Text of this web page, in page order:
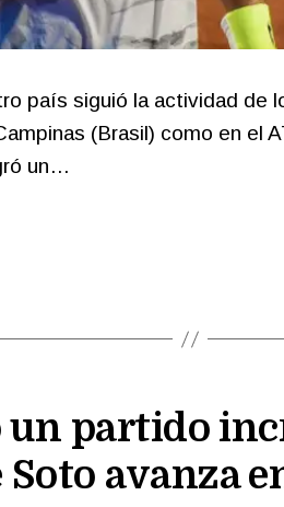
país siguió la actividad de
(Brasil) como en el
un…
un partido
avanza